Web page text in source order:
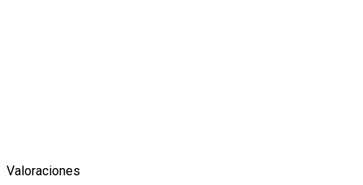
Valoraciones